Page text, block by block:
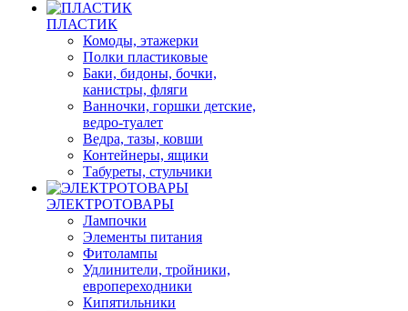
ПЛАСТИК
Комоды, этажерки
Полки пластиковые
Баки, бидоны, бочки,
канистры, фляги
Ванночки, горшки детские,
ведро-туалет
Ведра, тазы, ковши
Контейнеры, ящики
Табуреты, стульчики
ЭЛЕКТРОТОВАРЫ
Лампочки
Элементы питания
Фитолампы
Удлинители, тройники,
европереходники
Кипятильники